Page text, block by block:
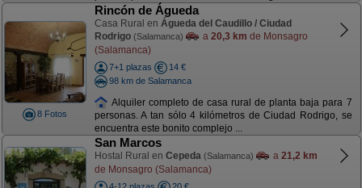
8 Fotos
Rincón de Águeda
Casa Rural en Águeda del Caudillo / Ciudad
Rodrigo (Salamanca) a 20,3 km de Monsagro
(Salamanca)
7+1 plazas
14 €
98 km de Salamanca
Alquiler completo de casa rural de planta baja para 7
personas. A tan sólo 4 kilómetros de Ciudad Rodrigo, se
encuentra este bonito complejo ...
San Marcos
Hostal Rural en Cepeda (Salamanca) a 21,2 km
de Monsagro (Salamanca)